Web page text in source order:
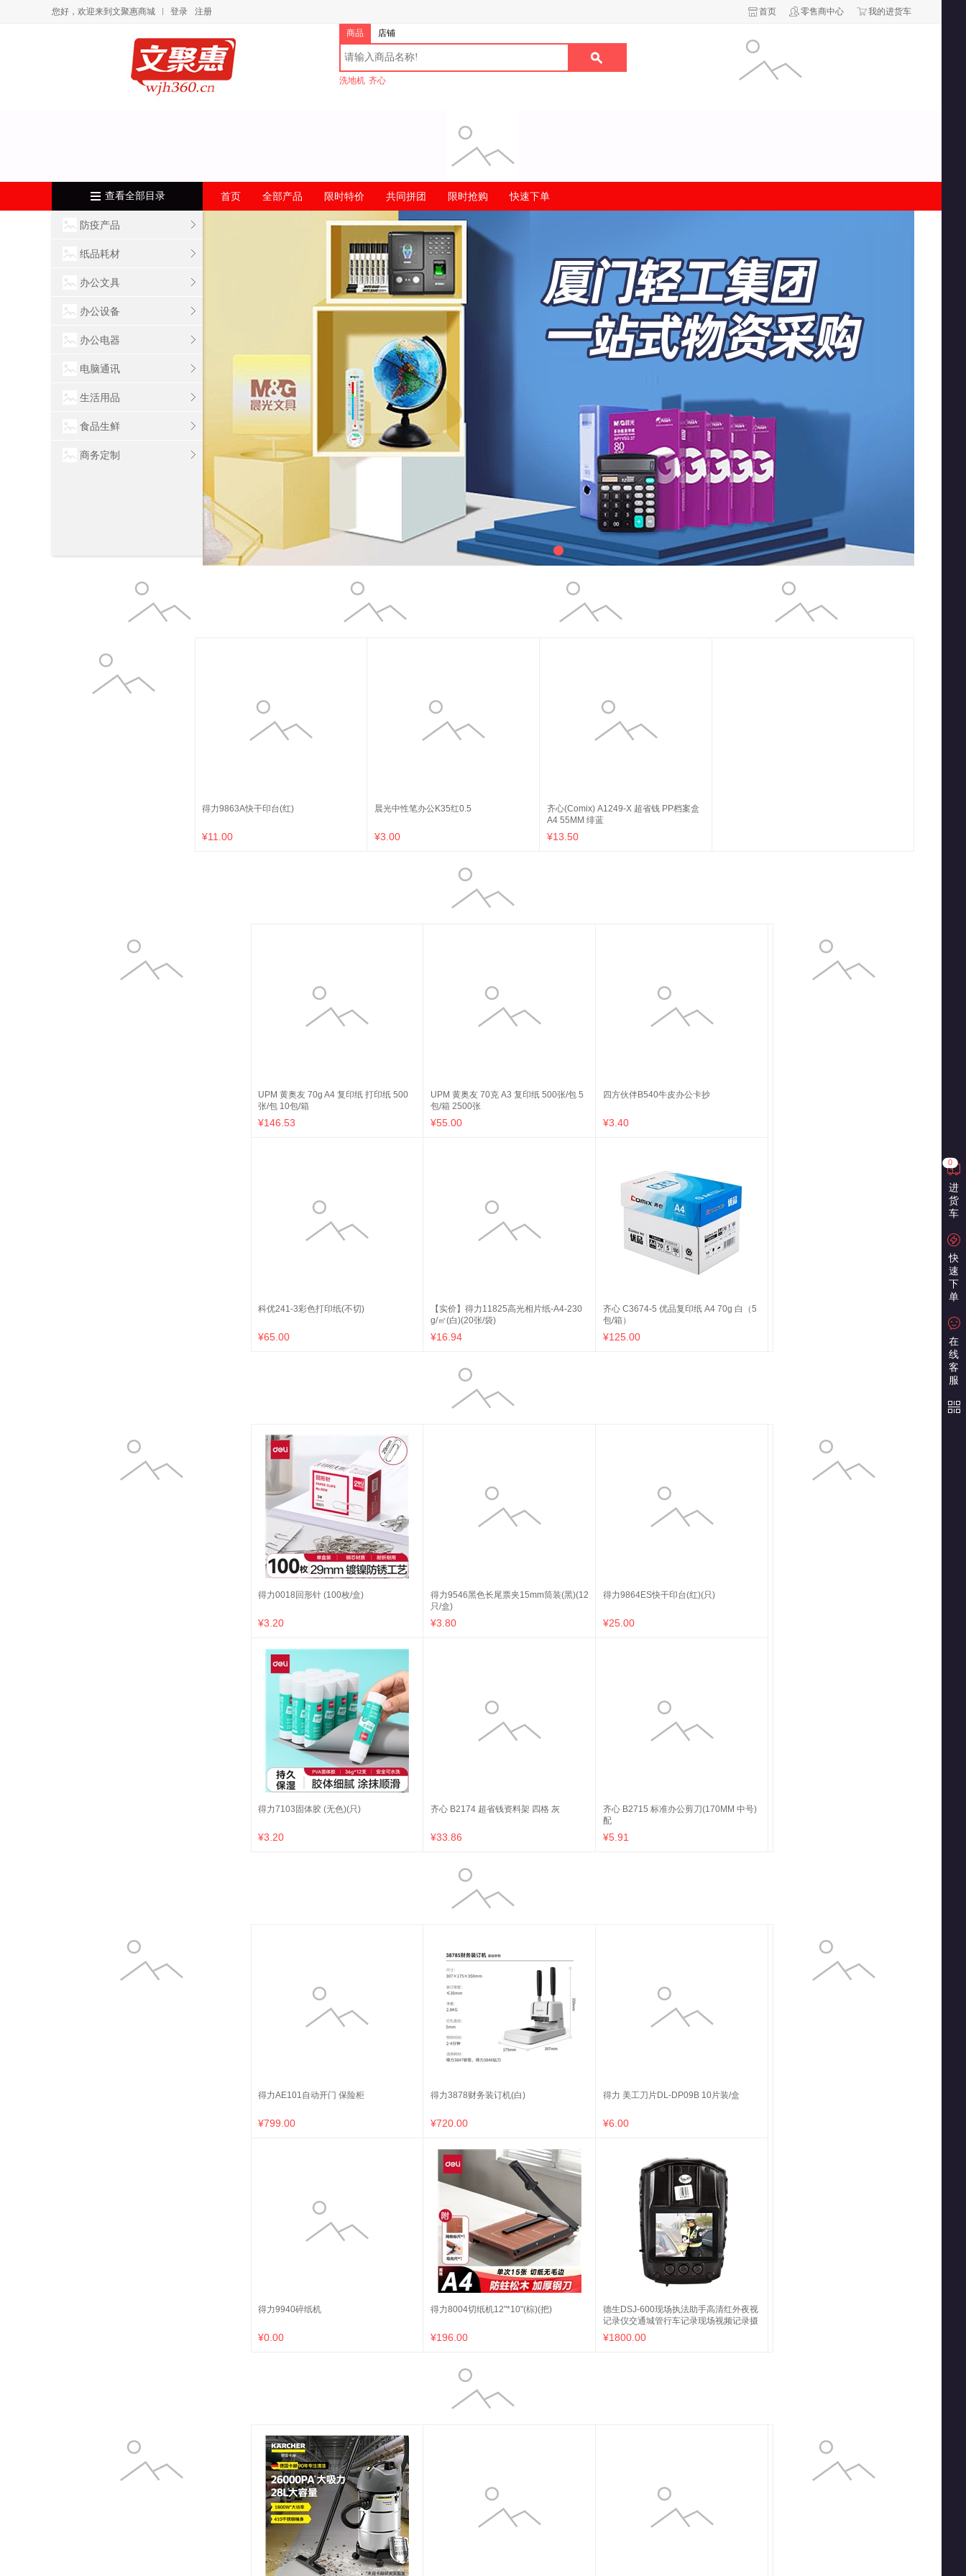
您好，欢迎来到文聚惠商城 登录 注册 首页 零售商中心 我的进货车
商品 店铺
洗地机 齐心
查看全部目录 首页 全部产品 限时特价 共同拼团 限时抢购 快速下单
防疫产品
纸品耗材
办公文具
办公设备
办公电器
电脑通讯
生活用品
食品生鲜
商务定制
得力9863A快干印台(红)
¥11.00
晨光中性笔办公K35红0.5
¥3.00
齐心(Comix) A1249-X 超省钱 PP档案盒
A4 55MM 绯蓝
¥13.50
UPM 黄奥友 70g A4 复印纸 打印纸 500
张/包 10包/箱
¥146.53
UPM 黄奥友 70克 A3 复印纸 500张/包 5
包/箱 2500张
¥55.00
四方伙伴B540牛皮办公卡抄
¥3.40
科优241-3彩色打印纸(不切)
¥65.00
【实价】得力11825高光相片纸-A4-230
g/㎡(白)(20张/袋)
¥16.94
齐心 C3674-5 优品复印纸 A4 70g 白（5
包/箱）
¥125.00
得力0018回形针 (100枚/盒)
¥3.20
得力9546黑色长尾票夹15mm筒装(黑)(12
只/盒)
¥3.80
得力9864ES快干印台(红)(只)
¥25.00
得力7103固体胶 (无色)(只)
¥3.20
齐心 B2174 超省钱资料架 四格 灰
¥33.86
齐心 B2715 标准办公剪刀(170MM 中号)
配
¥5.91
得力AE101自动开门 保险柜
¥799.00
得力3878财务装订机(白)
¥720.00
得力 美工刀片DL-DP09B 10片装/盒
¥6.00
得力9940碎纸机
¥0.00
得力8004切纸机12"*10"(棕)(把)
¥196.00
德生DSJ-600现场执法助手高清红外夜视
记录仪交通城管行车记录现场视频记录摄
像机
¥1800.00
0
进
货
车
快
速
下
单
在
线
客
服